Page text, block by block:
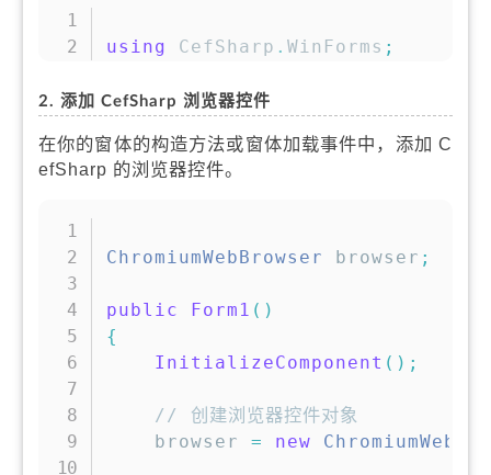
using CefSharp .WinForms ;
2. 添加 CefSharp 浏览器控件
在你的窗体的构造方法或窗体加载事件中，添加 C
efSharp 的浏览器控件。
ChromiumWebBrowser browser ;
public Form1 ( )
{
InitializeComponent ( ) ;
// 创建浏览器控件对象
    browser
= new